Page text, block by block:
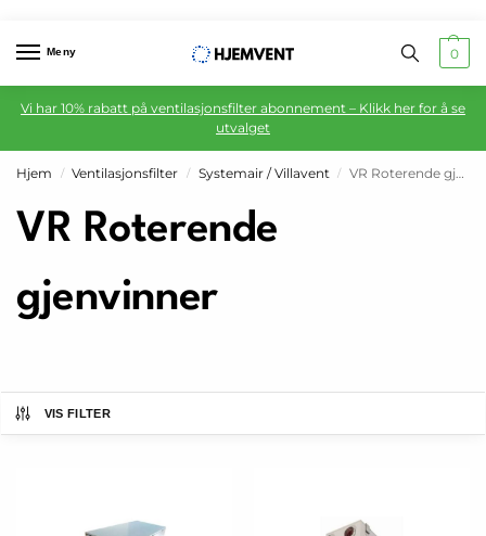
Meny 0
Vi har 10% rabatt på ventilasjonsfilter abonnement – Klikk her for å se
utvalget
Hjem / Ventilasjonsfilter / Systemair / Villavent / VR Roterende gjenvinner
VR Roterende
gjenvinner
VIS FILTER